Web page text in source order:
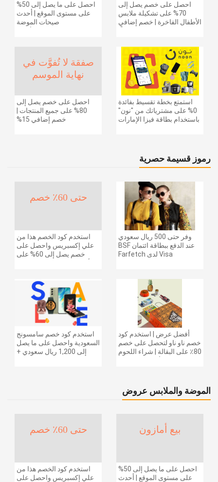
احصل على ما يصل إلى 50%
على مستوى الموقع | أحدث
صيحات الموضة
احصل على خصم يصل إلى
70% على تشكيلة ملابس
الأطفال الفاخرة | خصم إضافي
صفقة لا تُفوَّت في
نهاية الموسم
احصل على خصم يصل إلى
80% على جميع المنتجات |
خصم إضافي 15%
استمتع بخطة تقسيط بفائدة
0% على مشترياتك من "نون"
باستخدام بطاقة فيزا الإمارات
رموز قسيمة حصرية
حتى 60٪ خصم
استخدم كود الخصم هذا من
علي إكسبريس واحصل على
خصم يصل إلى 60% على
بقيمة 155 دولارًا أمريكيًا على
الطلبات التي تزيد قيمتها عن
1425 ريالًا سعوديًا | شحن مج
وفر حتى 500 ريال سعودي
عند الدفع ببطاقة ائتمان BSF
Visa لدى Farfetch
استخدم كود خصم سامسونج
السعودية واحصل على ما يصل
إلى 1,200 ريال سعودي +
أفضل عرض | استخدم كود
خصم ناو ناو لتحصل على خصم
80٪ على البقالة | شراء اللحوم
الموضة والملابس عروض
حتى 60٪ خصم
استخدم كود الخصم هذا من
علي إكسبريس واحصل على
بيع أمازون
احصل على ما يصل إلى 50%
على مستوى الموقع | أحدث